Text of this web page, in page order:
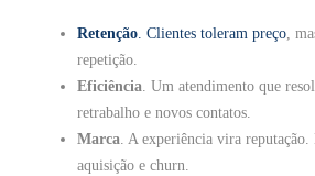
Retenção. Clientes toleram preço,
repetição.
Eficiência. Um atendimento que
retrabalho e novos contatos.
Marca. A experiência vira reputação.
aquisição e churn.